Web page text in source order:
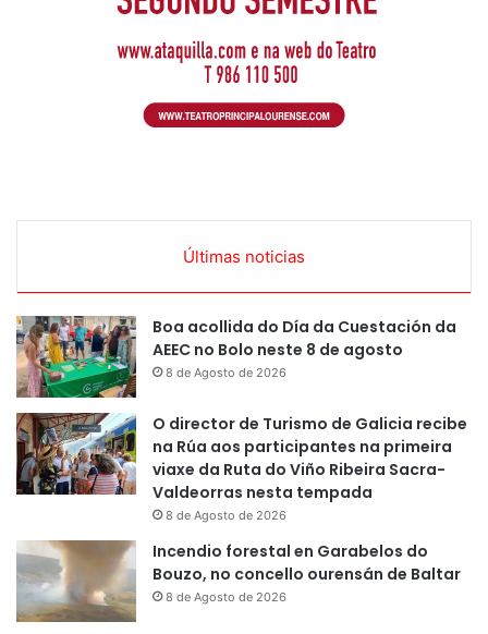
Últimas noticias
Boa acollida do Día da Cuestación da
AEEC no Bolo neste 8 de agosto
8 de Agosto de 2026
O director de Turismo de Galicia recibe
na Rúa aos participantes na primeira
viaxe da Ruta do Viño Ribeira Sacra-
Valdeorras nesta tempada
8 de Agosto de 2026
Incendio forestal en Garabelos do
Bouzo, no concello ourensán de Baltar
8 de Agosto de 2026